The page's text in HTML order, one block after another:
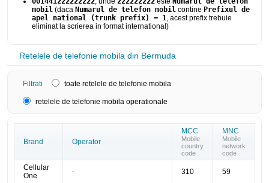
mobil (daca Numarul de telefon mobil contine Prefixul de
apel national (trunk prefix) = 1, acest prefix trebuie
eliminat la scrierea in format international)
Retelele de telefonie mobila din Bermuda
Filtrati toate retelele de telefonie mobila
retelele de telefonie mobila operationale
Brand Operator
MCC
Mobile
country
code
MNC
Mobile
network
code
Cellular
One
- 310 59